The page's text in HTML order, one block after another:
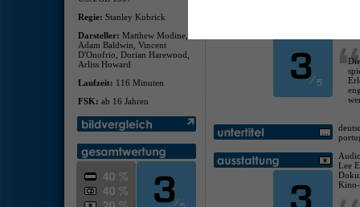
Regie: Stanley Kubrick
Darsteller: Matthew Modine,
Adam Baldwin, Vincent
D'Onofrio, Dorian Harewood,
Arliss Howard
Laufzeit: 116 Minuten
FSK: ab 16 Jahren
Lee